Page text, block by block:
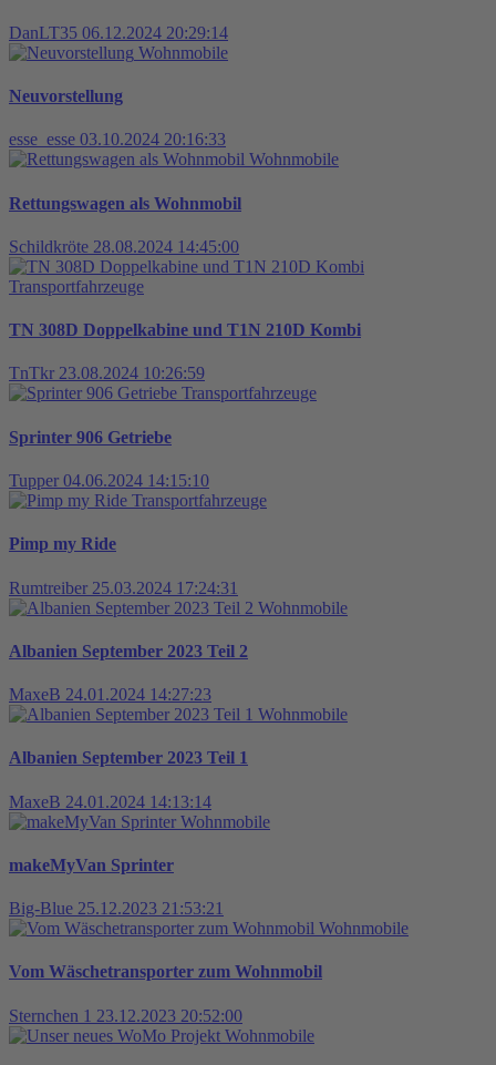
DanLT35 06.12.2024 20:29:14
Wohnmobile
Neuvorstellung
esse_esse 03.10.2024 20:16:33
Wohnmobile
Rettungswagen als Wohnmobil
Schildkröte 28.08.2024 14:45:00
Transportfahrzeuge
TN 308D Doppelkabine und T1N 210D Kombi
TnTkr 23.08.2024 10:26:59
Transportfahrzeuge
Sprinter 906 Getriebe
Tupper 04.06.2024 14:15:10
Transportfahrzeuge
Pimp my Ride
Rumtreiber 25.03.2024 17:24:31
Wohnmobile
Albanien September 2023 Teil 2
MaxeB 24.01.2024 14:27:23
Wohnmobile
Albanien September 2023 Teil 1
MaxeB 24.01.2024 14:13:14
Wohnmobile
makeMyVan Sprinter
Big-Blue 25.12.2023 21:53:21
Wohnmobile
Vom Wäschetransporter zum Wohnmobil
Sternchen 1 23.12.2023 20:52:00
Wohnmobile